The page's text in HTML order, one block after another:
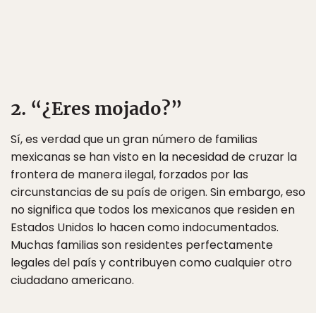
2. “¿Eres mojado?”
Sí, es verdad que un gran número de familias
mexicanas se han visto en la necesidad de cruzar la
frontera de manera ilegal, forzados por las
circunstancias de su país de origen. Sin embargo, eso
no significa que todos los mexicanos que residen en
Estados Unidos lo hacen como indocumentados.
Muchas familias son residentes perfectamente
legales del país y contribuyen como cualquier otro
ciudadano americano.